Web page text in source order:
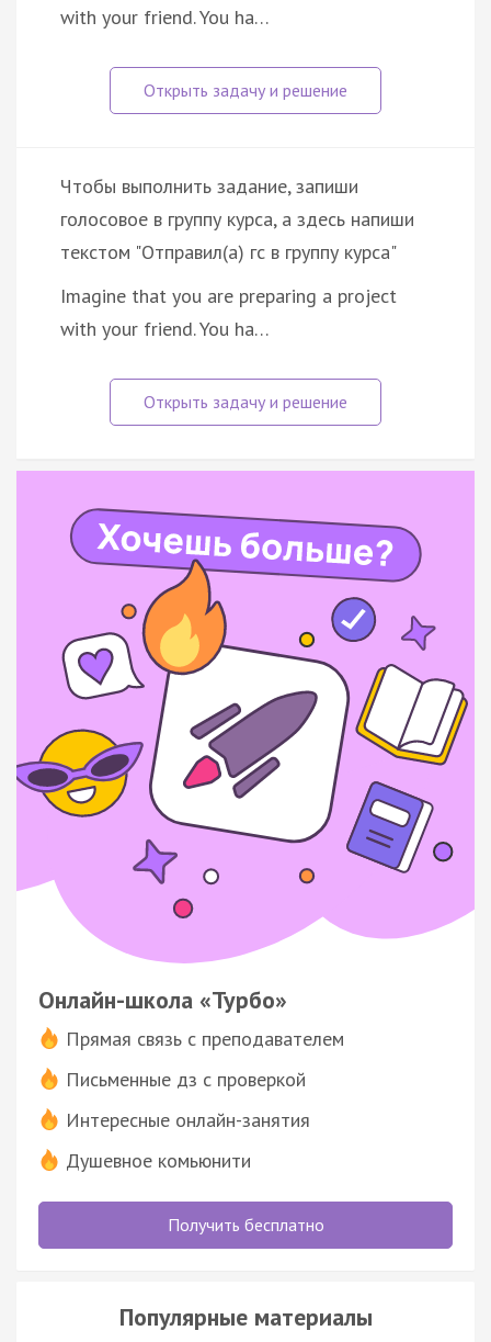
with your friend. You ha…
Чтобы выполнить задание, запиши
голосовое в группу курса, а здесь напиши
текстом "Отправил(а) гс в группу курса"
Imagine that you are preparing a project
with your friend. You ha…
Онлайн-школа «Турбо»
Прямая связь с преподавателем
Письменные дз с проверкой
Интересные онлайн-занятия
Душевное комьюнити
Получить бесплатно
Популярные материалы